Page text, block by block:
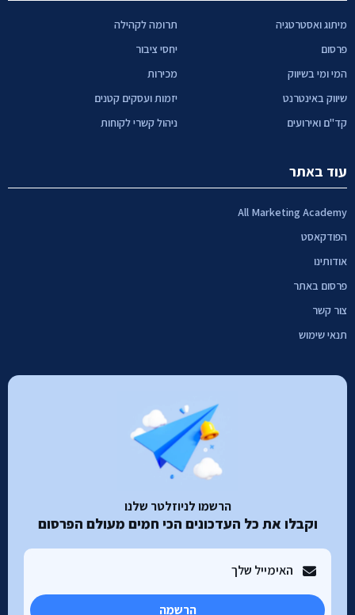
מיתוג ואסטרטגיה
פרסום
המי ומי בשיווק
שיווק באינטרנט
קד"ם ואירועים
תרומה לקהילה
יחסי ציבור
מכירות
יזמות ועסקים קטנים
ניהול קשרי לקוחות
עוד באתר
All Marketing Academy
הפודקאסט
אודותינו
פרסום באתר
צור קשר
תנאי שימוש
הרשמו לניוזלטר שלנו
וקבלו את כל העדכונים הכי חמים מעולם הפרסום
הרשמה